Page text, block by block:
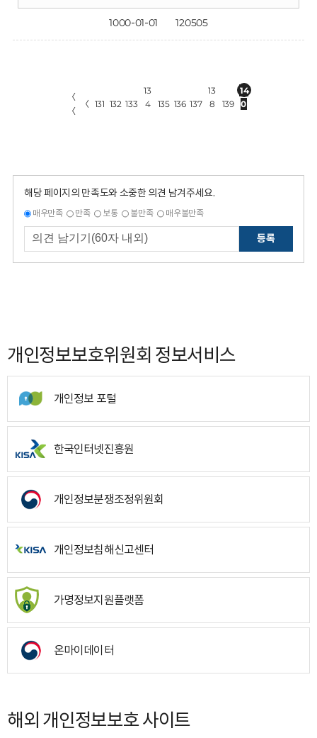
1000-01-01 120505
〈
〈
〈 131 132 133
13
4
135 136 137
13
8
139
14
0
해당 페이지의 만족도와 소중한 의견 남겨주세요.
매우만족 만족 보통 불만족 매우불만족
등록
개인정보보호위원회 정보서비스
개인정보 포털
한국인터넷진흥원
개인정보분쟁조정위원회
개인정보침해신고센터
가명정보지원플랫폼
온마이데이터
해외 개인정보보호 사이트